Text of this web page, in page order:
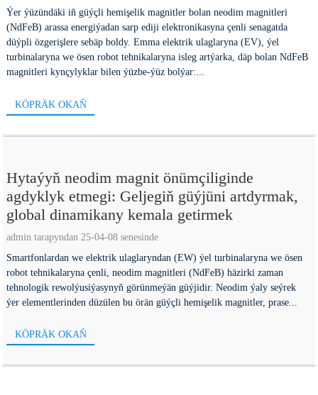
Ýer ýüzündäki iň güýçli hemişelik magnitler bolan neodim magnitleri
(NdFeB) arassa energiýadan sarp ediji elektronikasyna çenli senagatda
düýpli özgerişlere sebäp boldy. Emma elektrik ulaglaryna (EV), ýel
turbinalaryna we ösen robot tehnikalaryna isleg artýarka, däp bolan NdFeB
magnitleri kynçylyklar bilen ýüzbe-ýüz bolýar:...
KÖPRÄK OKAŇ
Hytaýyň neodim magnit önümçiliginde
agdyklyk etmegi: Geljegiň güýjüni artdyrmak,
global dinamikany kemala getirmek
admin tarapyndan 25-04-08 senesinde
Smartfonlardan we elektrik ulaglaryndan (EW) ýel turbinalaryna we ösen
robot tehnikalaryna çenli, neodim magnitleri (NdFeB) häzirki zaman
tehnologik rewolýusiýasynyň görünmeýän güýjidir. Neodim ýaly seýrek
ýer elementlerinden düzülen bu örän güýçli hemişelik magnitler, prase...
KÖPRÄK OKAŇ